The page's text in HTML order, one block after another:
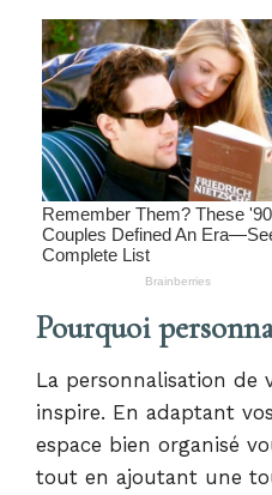
Pourquoi
La personnalisation de
inspire. En adaptant
espace bien organisé
tout en ajoutant une